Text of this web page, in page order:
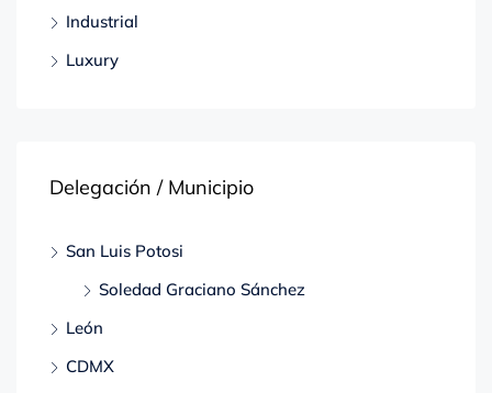
Industrial
Luxury
Delegación / Municipio
San Luis Potosi
Soledad Graciano Sánchez
León
CDMX